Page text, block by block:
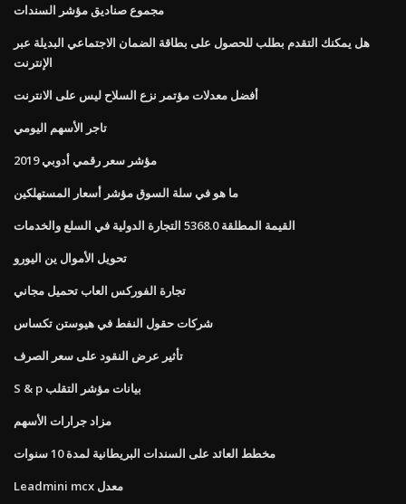
مجموع صناديق مؤشر السندات
هل يمكنك التقدم بطلب للحصول على بطاقة الضمان الاجتماعي البديلة عبر
الإنترنت
أفضل معدلات مؤتمر نزع السلاح ليس على الانترنت
تاجر الأسهم اليومي
مؤشر سعر رقمي أدوبي 2019
ما هو في سلة السوق مؤشر أسعار المستهلكين
القيمة المطلقة 5368.0 التجارة الدولية في السلع والخدمات
تحويل الأموال ين اليورو
تجارة الفوركس العاب تحميل مجاني
شركات حقول النفط في هيوستن تكساس
تأثير عرض النقود على سعر الصرف
S & p بيانات مؤشر التقلب
مزاد جرارات الأسهم
مخطط العائد على السندات البريطانية لمدة 10 سنوات
Leadmini mcx معدل